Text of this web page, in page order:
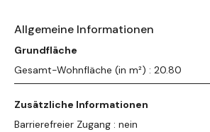
Allgemeine Informationen
Grundfläche
Gesamt-Wohnfläche (in m²) : 20.80
Zusätzliche Informationen
Barrierefreier Zugang : nein